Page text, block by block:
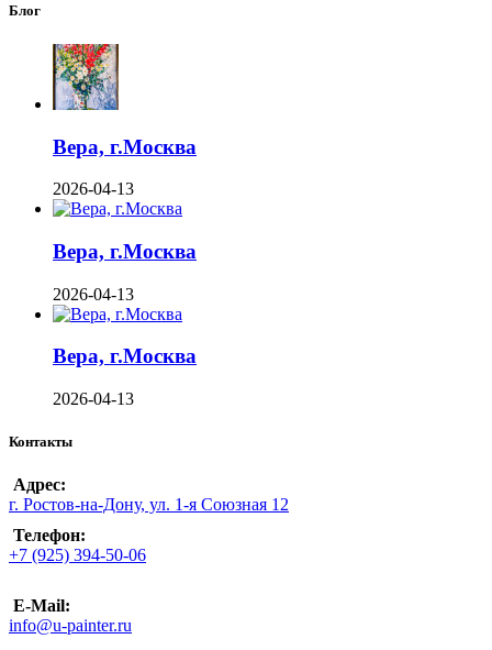
Блог
Вера, г.Москва
2026-04-13
Вера, г.Москва
2026-04-13
Вера, г.Москва
2026-04-13
Контакты
Адрес:
г. Ростов-на-Дону, ул. 1-я Союзная 12
Телефон:
+7 (925) 394-50-06
E-Mail:
info@u-painter.ru